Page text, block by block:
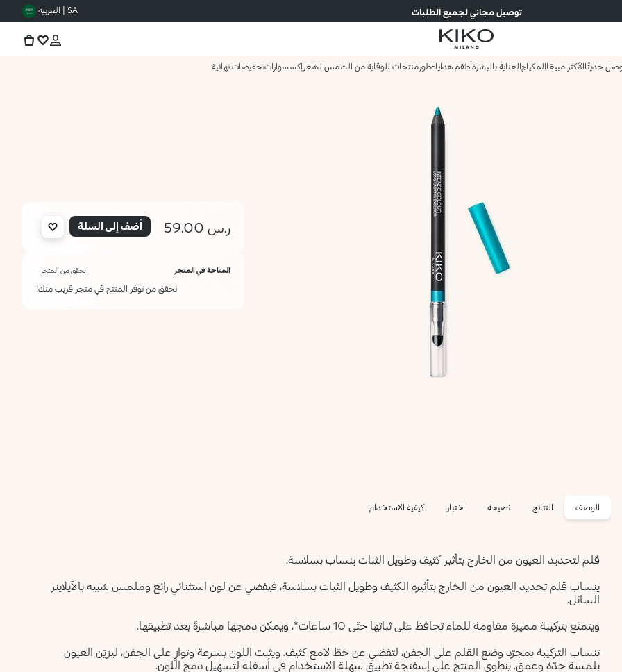
توصيل مجاني لجميع الطلبات SA | العربية
حديثًاالأكثر مبيعًاالمكياجالعناية بالبشرةأطقم هداياعطورمنتجات للوقاية من الشمسالشعر إكسسواراتتخفيضات نهائية
ر.س 59.00 أضف إلى السلة
المتاحة في المتجر تحقق من المتجر
تحقق من توفر المنتج في متجر قريب منك!
الوصف النتائج نصيحة اختبار كيفية الاستخدام
قلم لتحديد العيون من الخارج بتأثير كثيف وطويل الثبات ينساب بسلاسة.
ينساب قلم تحديد العيون من الخارج بتأثيره الكثيف وطويل الثبات بسلاسة، فيفضي عن لون استثنائي رائع وملمس شبيه بالآيلاينر
السائل.
ويتمتّع بتركيبة مميزة مقاومة للماء تحافظ على ثباتها حتّى 10 ساعات*، ويمكن دمجها مباشرةً بعد تطبيقها.
تنساب التركيبة بمجرّد وضع القلم على الجفن، لتفضي عن خطّ لامع كثيف. ويثبت اللون بسرعة وتوازٍ على الجفن، ليزيّن العيون
بلمسة حدّة وعمق. ينطوي المنتج على إسفنجة تطبيق سهلة الاستخدام في أسفله لتسهيل دمج اللون.